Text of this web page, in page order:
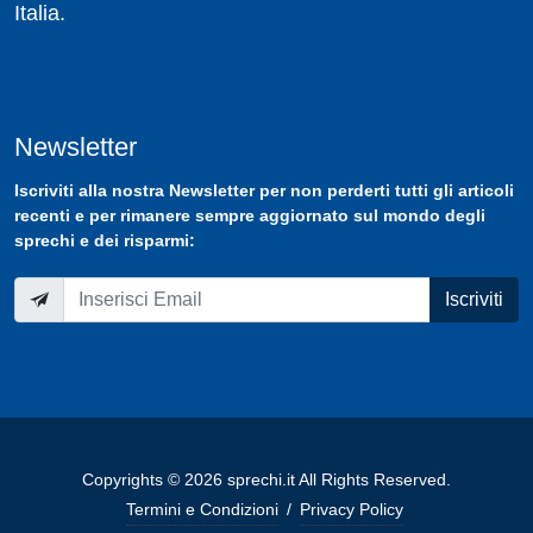
Italia.
Newsletter
Iscriviti alla nostra Newsletterper non perderti tutti gli articoli
recenti e per rimanere sempre aggiornato sul mondo degli
sprechi e dei risparmi:
Iscriviti
Copyrights © 2026 sprechi.it All Rights Reserved.
Termini e Condizioni / Privacy Policy